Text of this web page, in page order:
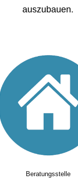
auszubauen.
Beratungsstelle